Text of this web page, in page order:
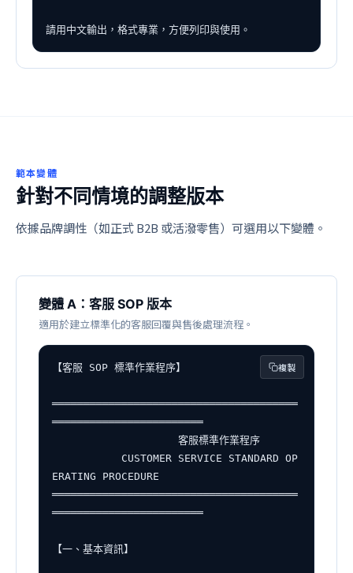
請用中文輸出，格式專業，方便列印與使用。
範本變體
針對不同情境的調整版本
依據品牌調性（如正式 B2B 或活潑零售）可選用以下變體。
變體 A：客服 SOP 版本
適用於建立標準化的客服回覆與售後處理流程。
【客服 SOP 標準作業程序】
═══════════════════════════════════════
════════════════════════
ERATING PROCEDURE
═══════════════════════════════════════
════════════════════════
【一、基本資訊】
複製